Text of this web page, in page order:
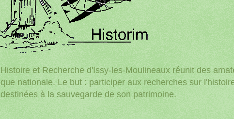
Histoire et Recherche d'Issy-les-Moulineaux réunit des
que nationale. Le but : participer aux recherches sur
destinées à la sauvegarde de son patrimoine.